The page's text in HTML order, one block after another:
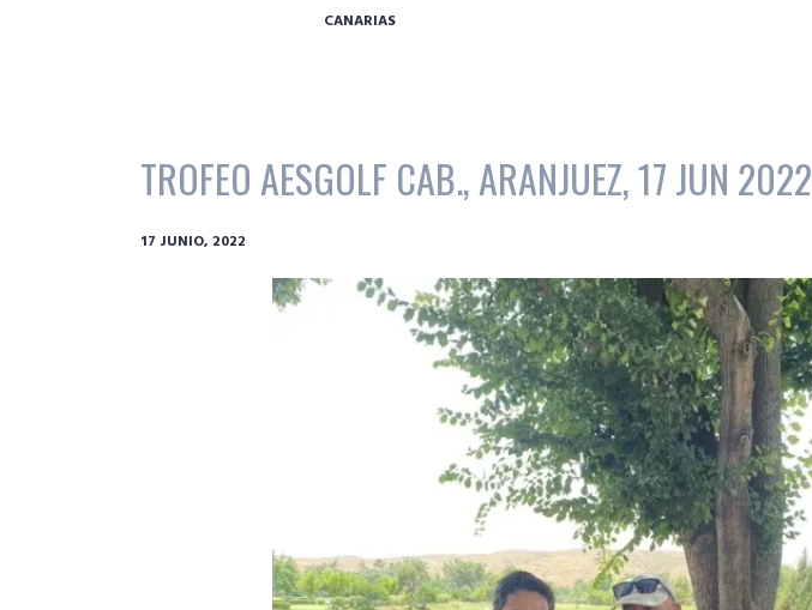
CANARIAS
TROFEO AESGOLF CAB., ARANJUEZ, 17 JUN 2022
17 JUNIO, 2022